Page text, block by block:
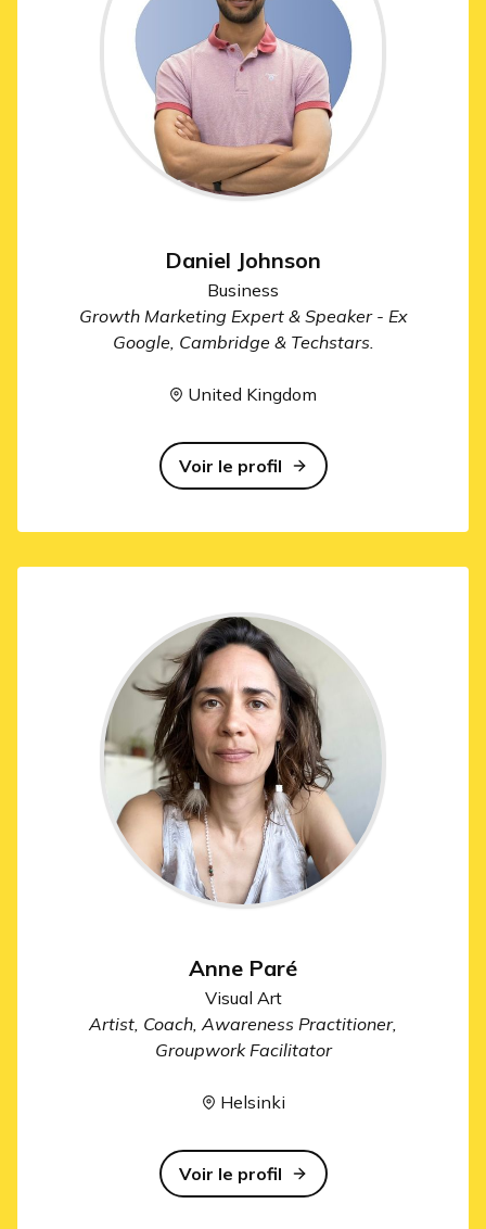
Daniel Johnson
Business
Growth Marketing Expert & Speaker - Ex
Google, Cambridge & Techstars.
United Kingdom
Voir le profil
Anne Paré
Visual Art
Artist, Coach, Awareness Practitioner,
Groupwork Facilitator
Helsinki
Voir le profil